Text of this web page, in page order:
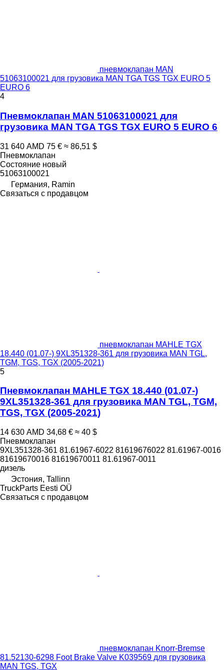
пневмоклапан MAN
51063100021 для грузовика MAN TGA TGS TGX EURO 5
EURO 6
4
Пневмоклапан MAN 51063100021 для
грузовика MAN TGA TGS TGX EURO 5 EURO 6
31 640 AMD 75 € ≈ 86,51 $
Пневмоклапан
Состояние новый
51063100021
Германия, Ramin
Связаться с продавцом
пневмоклапан MAHLE TGX
18.440 (01.07-) 9XL351328-361 для грузовика MAN TGL,
TGM, TGS, TGX (2005-2021)
5
Пневмоклапан MAHLE TGX 18.440 (01.07-)
9XL351328-361 для грузовика MAN TGL, TGM,
TGS, TGX (2005-2021)
14 630 AMD 34,68 € ≈ 40 $
Пневмоклапан
9XL351328-361 81.61967-6022 81619676022 81.61967-0016
81619670016 81619670011 81.61967-0011
дизель
Эстония, Tallinn
TruckParts Eesti OÜ
Связаться с продавцом
пневмоклапан Knorr-Bremse
81.52130-6298 Foot Brake Valve K039569 для грузовика
MAN TGS, TGX